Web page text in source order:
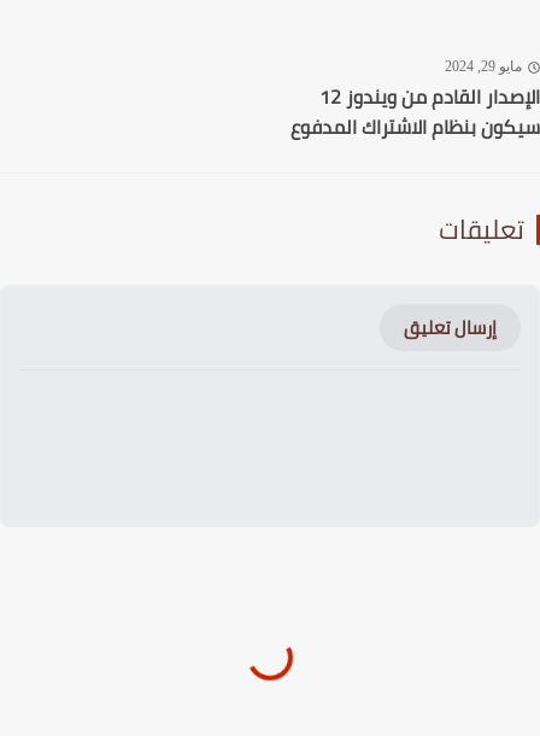
29, 2024
الإصدار القادم من ويندوز 12
بنظام الاشتراك المدفوع
إرسال تعليق